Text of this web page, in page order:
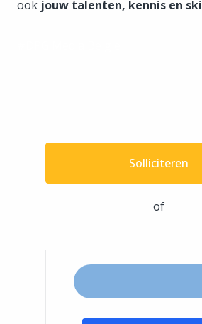
ook jouw talenten, kennis en
Solliciteren
of